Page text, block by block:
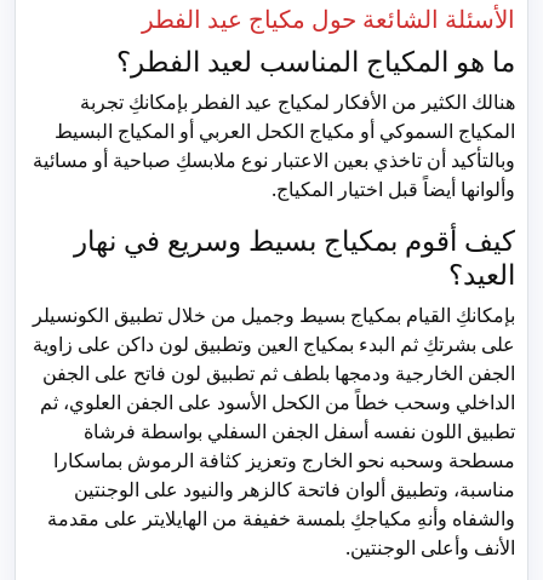
الأسئلة الشائعة حول مكياج عيد الفطر
ما هو المكياج المناسب لعيد الفطر؟
هنالك الكثير من الأفكار لمكياج عيد الفطر بإمكانكِ تجربة
المكياج السموكي أو مكياج الكحل العربي أو المكياج البسيط
وبالتأكيد أن تاخذي بعين الاعتبار نوع ملابسكِ صباحية أو مسائية
وألوانها أيضاً قبل اختيار المكياج.
كيف أقوم بمكياج بسيط وسريع في نهار
العيد؟
بإمكانكِ القيام بمكياج بسيط وجميل من خلال تطبيق الكونسيلر
على بشرتكِ ثم البدء بمكياج العين وتطبيق لون داكن على زاوية
الجفن الخارجية ودمجها بلطف ثم تطبيق لون فاتح على الجفن
الداخلي وسحب خطاً من الكحل الأسود على الجفن العلوي، ثم
تطبيق اللون نفسه أسفل الجفن السفلي بواسطة فرشاة
مسطحة وسحبه نحو الخارج وتعزيز كثافة الرموش بماسكارا
مناسبة، وتطبيق ألوان فاتحة كالزهر والنيود على الوجنتين
والشفاه وأنهِ مكياجكِ بلمسة خفيفة من الهايلايتر على مقدمة
الأنف وأعلى الوجنتين.